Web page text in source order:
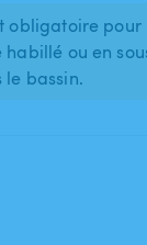
obligatoire
ou en
bassin.